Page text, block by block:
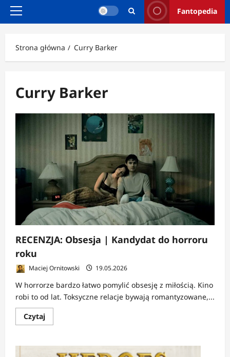
Menu
Fantopedia
Strona główna Curry Barker
Curry Barker
RECENZJA: Obsesja | Kandydat do horroru
roku
Maciej Ornitowski 19.05.2026
W horrorze bardzo łatwo pomylić obsesję z miłością. Kino
robi to od lat. Toksyczne relacje bywają romantyzowane,...
CzytajDowiedz
się
RECENZJA:
Obsesja